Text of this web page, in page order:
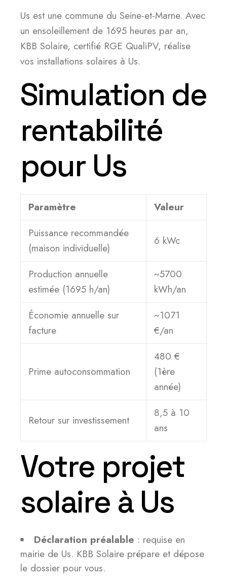
Us est une commune du Seine-et-Marne. Avec
un ensoleillement de 1695 heures par an,
KBB Solaire, certifié RGE QualiPV, réalise
vos installations solaires à Us.
Simulation de
rentabilité
pour Us
Paramètre
Valeur
Puissance recommandée
(maison individuelle)
6 kWc
Production annuelle
estimée (1695 h/an)
~5700
kWh/an
Économie annuelle sur
facture
~1071
€/an
Prime autoconsommation
480 €
(1ère
année)
Retour sur investissement
8,5 à 10
ans
Votre projet
solaire à Us
Déclaration préalable : requise en
mairie de Us. KBB Solaire prépare et dépose
le dossier pour vous.